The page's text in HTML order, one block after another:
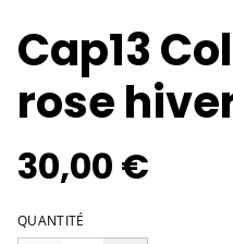
Cap13
rose
30,00 €
QUANTITÉ